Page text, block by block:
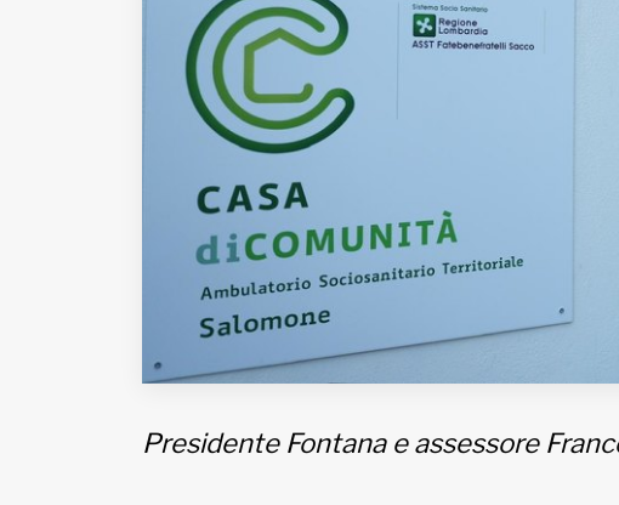
Presidente Fontana e assessore